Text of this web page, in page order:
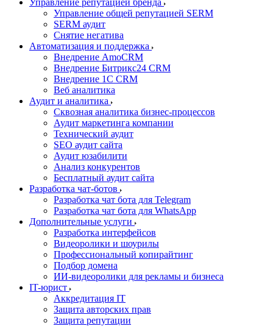
Управление репутацией бренда
Управление общей репутацией SERM
SERM аудит
Снятие негатива
Автоматизация и поддержка
Внедрение AmoCRM
Внедрение Битрикс24 CRM
Внедрение 1C CRM
Веб аналитика
Аудит и аналитика
Сквозная аналитика бизнес-процессов
Аудит маркетинга компании
Технический аудит
SEO аудит сайта
Аудит юзабилити
Анализ конкурентов
Бесплатный аудит сайта
Разработка чат-ботов
Разработка чат бота для Telegram
Разработка чат бота для WhatsApp
Дополнительные услуги
Разработка интерфейсов
Видеоролики и шоурилы
Профессиональный копирайтинг
Подбор домена
ИИ-видеоролики для рекламы и бизнеса
IT-юрист
Аккредитация IT
Защита авторских прав
Защита репутации